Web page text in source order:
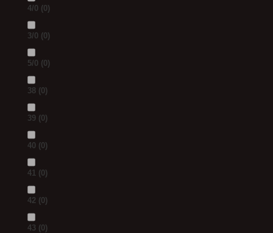
4/0 (0)
3/0 (0)
5/0 (0)
38 (0)
39 (0)
40 (0)
41 (0)
42 (0)
43 (0)